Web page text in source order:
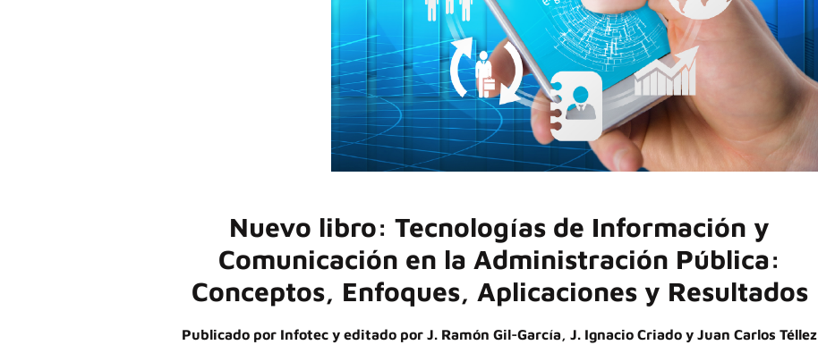
Nuevo libro: Tecnologías de Información y
Comunicación en la Administración Pública:
Conceptos, Enfoques, Aplicaciones y Resultados
Publicado por Infotec y editado por J. Ramón Gil-García, J. Ignacio Criado y Juan Carlos Téllez